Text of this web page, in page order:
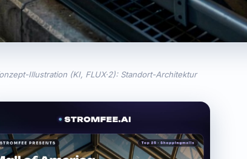
Illustration (KI, FLUX·2): Standort-Architektur